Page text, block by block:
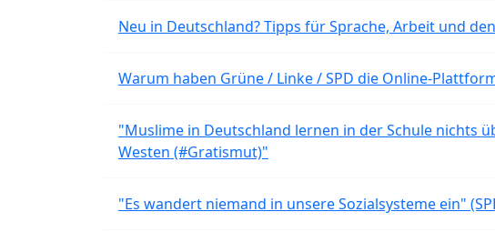
Neu in Deutschland? Tipps für Sprache, Arbeit und
Warum haben Grüne / Linke / SPD die Online-
"Muslime in Deutschland lernen in der Schule nichts
Westen (#Gratismut)"
"Es wandert niemand in unsere Sozialsysteme ein"